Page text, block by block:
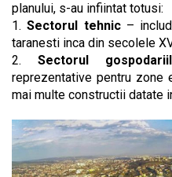
planului, s-au infiintat totusi:
1.Sectorul tehnic–
taranesti inca din secolele
2. Sectorul
reprezentative pentru zone
mai multe constructii datate